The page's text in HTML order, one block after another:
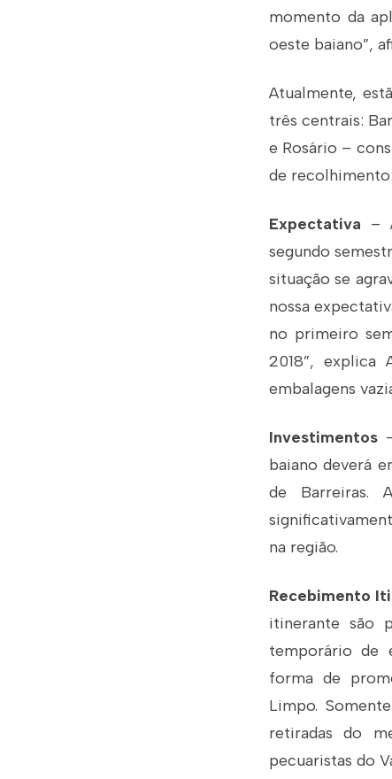
momento da
oeste baiano”,
Atualmente,
três centrais:
e Rosário –
de
Expectativa –
segundo
situação se
nossa
no primeiro
2018”, explica
embalagens
Investimentos
baiano deverá
de Barreiras.
na região.
Recebimento
itinerante são
temporário de
forma de
Limpo.
retiradas do
pecuaristas do